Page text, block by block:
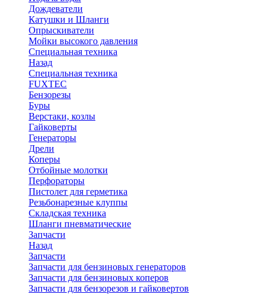
Дождеватели
Катушки и Шланги
Опрыскиватели
Мойки высокого давления
Специальная техника
Назад
Специальная техника
FUXTEC
Бензорезы
Буры
Верстаки, козлы
Гайковерты
Генераторы
Дрели
Коперы
Отбойные молотки
Перфораторы
Пистолет для герметика
Резьбонарезные клуппы
Складская техника
Шланги пневматические
Запчасти
Назад
Запчасти
Запчасти для бензиновых генераторов
Запчасти для бензиновых коперов
Запчасти для бензорезов и гайковертов